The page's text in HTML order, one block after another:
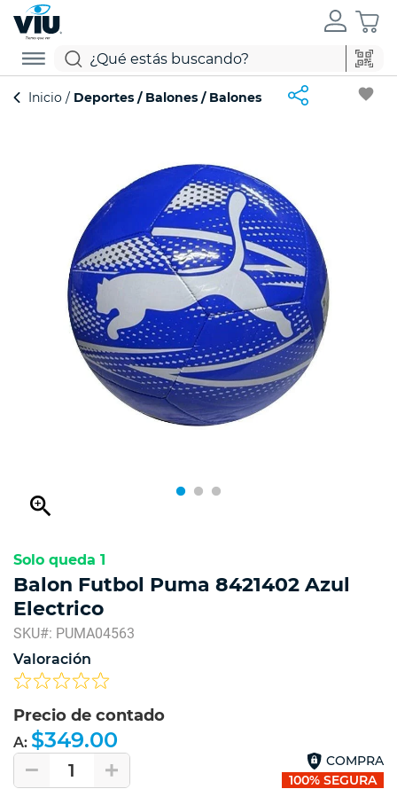
Inicio Deportes Balones Balones favorite
zoom_in
Solo queda 1
Balon Futbol Puma 8421402 Azul
Electrico
SKU#: PUMA04563
Valoración
Precio de contado
A: $349.00
1
COMPRA
100% SEGURA